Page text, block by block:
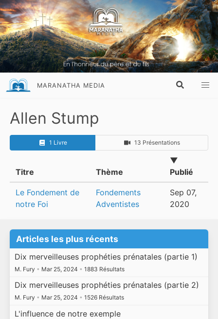
MARANATHA MEDIA
Allen Stump
1 Livre 13 Présentations
Titre Thème
▼
Publié
Le Fondement de
notre Foi
Fondements
Adventistes
Sep 07,
2020
Articles les plus récents
Dix merveilleuses prophéties prénatales (partie 1)
M. Fury • Mar 25, 2024 • 1883 Résultats
Dix merveilleuses prophéties prénatales (partie 2)
M. Fury • Mar 25, 2024 • 1526 Résultats
L'influence de notre exemple